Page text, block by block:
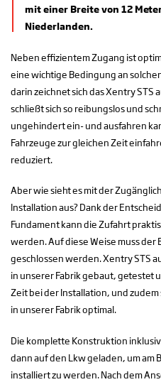
mit einer Breite von 12
Niederlanden.
Neben effizientem Zugang ist
eine wichtige Bedingung an
darin zeichnet sich das Xentry STS
schließt sich so reibungslos und
ungehindert ein- und ausfahren
Fahrzeuge zur gleichen Zeit
reduziert.
Aber wie sieht es mit der
Installation aus? Dank der
Fundament kann die Zufahrt
werden. Auf diese Weise muss
geschlossen werden. Xentry STS
in unserer Fabrik gebaut, getestet
Zeit bei der Installation, und
in unserer Fabrik optimal.
Die komplette Konstruktion
dann auf den Lkw geladen, um am
installiert zu werden. Nach dem